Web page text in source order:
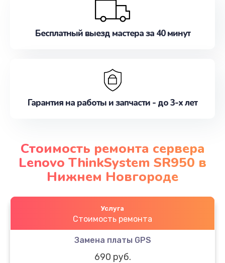
Бесплатный выезд мастера за 40 минут
Гарантия на работы и запчасти - до 3-х лет
Стоимость ремонта сервера
Lenovo ThinkSystem SR950 в
Нижнем Новгороде
Услуга
Стоимость ремонта
Замена платы GPS
690 руб.